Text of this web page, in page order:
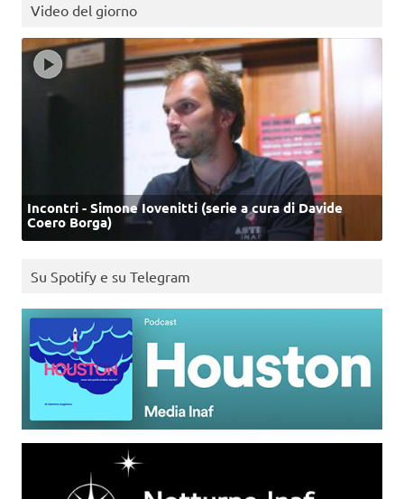
Video del giorno
Incontri - Simone Iovenitti (serie a cura di Davide
Coero Borga)
Su Spotify e su Telegram